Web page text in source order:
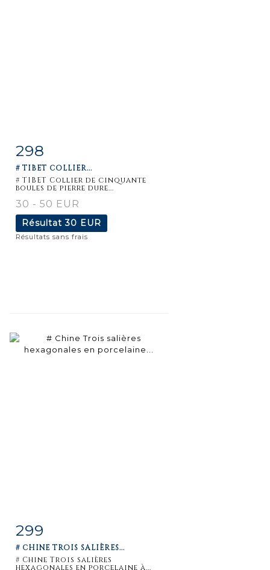
Fiche
détaillée
298
# TIBET COLLIER...
# TIBET Collier de cinquante
boules de pierre dure...
30 - 50 EUR
Résultat30 EUR
Résultats sans frais
Fiche
détaillée
299
# CHINE TROIS SALIÈRES...
# Chine Trois salières
hexagonales en porcelaine à...